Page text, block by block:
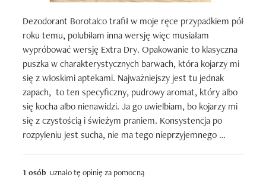
Dezodorant Borotalco trafił w moje ręce przypadkiem pół
roku temu, polubiłam inna wersję więc musiałam
wypróbować wersję Extra Dry. Opakowanie to klasyczna
puszka w charakterystycznych barwach, która kojarzy mi
się z włoskimi aptekami. Najważniejszy jest tu jednak
zapach,  to ten specyficzny, pudrowy aromat, który albo
się kocha albo nienawidzi. Ja go uwielbiam, bo kojarzy mi
się z czystością i świeżym praniem. Konsystencja po
rozpyleniu jest sucha, nie ma tego nieprzyjemnego
1 osób uznało tę opinię za pomocną